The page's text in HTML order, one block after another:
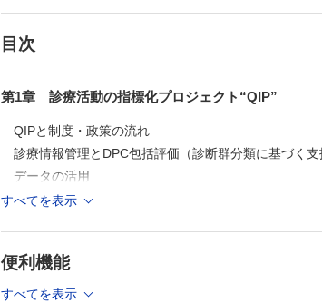
DPCデータとアウトカ
医療の標準化は，医療
（１）：周術期の予防的
医療の標準化をどのよ
DPCデータを利用した
目次
第1章 診療活動の指標化プロジェクト“QIP”
QIPと制度・政策の流れ
診療情報管理とDPC包括評価（診断群分類に基づく支
データの活用
質改善（データ活用）のインフラと組織文化
医療の質とその評価軸
医療評価の立場・スコープと評価手法
すべてを表示
便利機能
すべてを表示